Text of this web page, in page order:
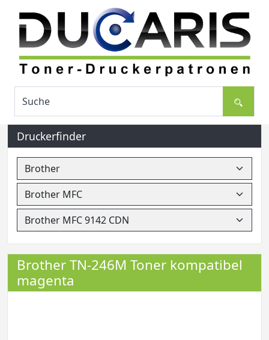
Druckerfinder
Brother TN-246M Toner kompatibel
magenta